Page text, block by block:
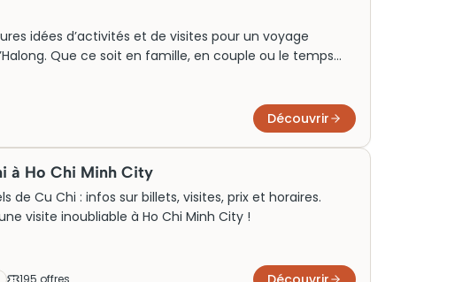
idées d’activités et de visites pour un voyage
Que ce soit en famille, en couple ou le temps
Découvrir
à Ho Chi Minh City
de Cu Chi : infos sur billets, visites, prix et horaires.
visite inoubliable à Ho Chi Minh City !
195 offres